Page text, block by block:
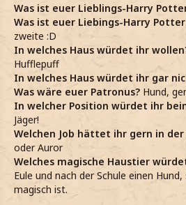
Was ist euer Lieblings-Harry
Was ist euer Liebings-Harry Potter
zweite :D
In welches Haus würdet ihr
Hufflepuff
In welches Haus würdet ihr gar
Was wäre euer Patronus? Hund,
In welcher Position würdet ihr
Jäger!
Welchen Job hättet ihr gern in
oder Auror
Welches magische Haustier
Eule und nach der Schule einen
magisch ist.